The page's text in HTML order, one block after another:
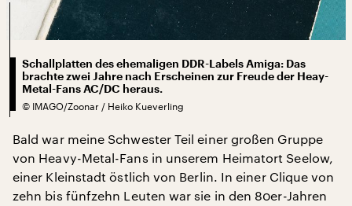
Schallplatten des ehemaligen DDR-Labels Amiga: Das
brachte zwei Jahre nach Erscheinen zur Freude der Heay-
Metal-Fans AC/DC heraus.
© IMAGO/Zoonar / Heiko Kueverling
Bald war meine Schwester Teil einer großen Gruppe
von Heavy-Metal-Fans in unserem Heimatort Seelow,
einer Kleinstadt östlich von Berlin. In einer Clique von
zehn bis fünfzehn Leuten war sie in den 80er-Jahren